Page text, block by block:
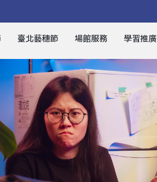
臺北藝穗節 場館服務 學習推廣